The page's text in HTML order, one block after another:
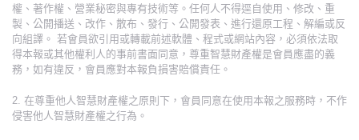
權、著作權、營業秘密與專有技術等。任何人不得逕自使用、修改、重
製、公開播送、改作、散布、發行、公開發表、進行還原工程、解編或反
向組譯。 若會員欲引用或轉載前述軟體、程式或網站內容，必須依法取
得本報或其他權利人的事前書面同意，尊重智慧財產權是會員應盡的義
務，如有違反，會員應對本報負損害賠償責任。
2. 在尊重他人智慧財產權之原則下，會員同意在使用本報之服務時，不作
侵害他人智慧財產權之行為。